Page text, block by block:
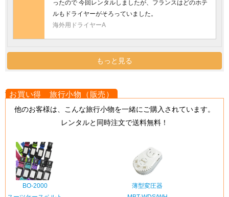
ったので 今回レンタルしましたが、フランスはどのホテ
ルもドライヤーがそろっていました。
海外用ドライヤーA
もっと見る
{literal} {/literal}
他のお客様は、こんな旅行小物を一緒にご購入されています。
レンタルと同時注文で送料無料！
BO-2000
薄型変圧器